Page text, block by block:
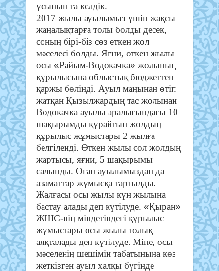
ұсынып та келдік.
2017 жылы ауылымыз үшін жақсы
жаңалықтарға толы болды десек,
соның бірі-біз сөз еткен жол
мәселесі болды. Яғни, өткен жылы
осы «Райым-Водокачка» жолының
құрылысына облыстық бюджеттен
қаржы бөлінді. Ауыл маңынан өтіп
жатқан Қызылжардың тас жолынан
Водокачка ауылы аралығындағы 10
шақырымды құрайтын жолдың
құрылыс жұмыстары 2 жылға
белгіленді. Өткен жылы сол жолдың
жартысы, яғни, 5 шақырымы
салынды. Оған ауылымыздан да
азаматтар жұмысқа тартылды.
Жалғасы осы жылы күн жылына
бастау алады деп күтілуде. «Қыран»
ЖШС-нің міндетіндегі құрылыс
жұмыстары осы жылы толық
аяқталады деп күтілуде. Міне, осы
мәселенің шешімін табатынына көз
жеткізген ауыл халқы бүгінде